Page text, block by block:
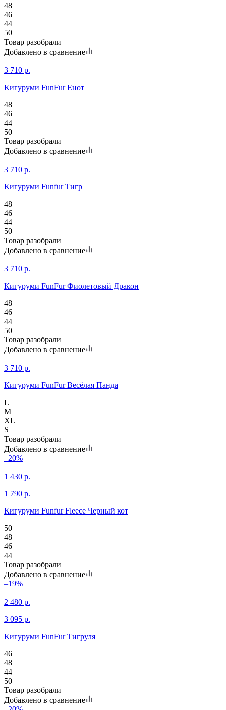
48
46
44
50
Товар разобрали
Добавлено в сравнение
3 710 р.
Кигуруми FunFur Енот
48
46
44
50
Товар разобрали
Добавлено в сравнение
3 710 р.
Кигуруми Funfur Тигр
48
46
44
50
Товар разобрали
Добавлено в сравнение
3 710 р.
Кигуруми FunFur Фиолетовый Дракон
48
46
44
50
Товар разобрали
Добавлено в сравнение
3 710 р.
Кигуруми FunFur Весёлая Панда
L
M
XL
S
Товар разобрали
Добавлено в сравнение
–20%
1 430 р.
1 790 р.
Кигуруми Funfur Fleece Черный кот
50
48
46
44
Товар разобрали
Добавлено в сравнение
–19%
2 480 р.
3 095 р.
Кигуруми FunFur Тигруля
46
48
44
50
Товар разобрали
Добавлено в сравнение